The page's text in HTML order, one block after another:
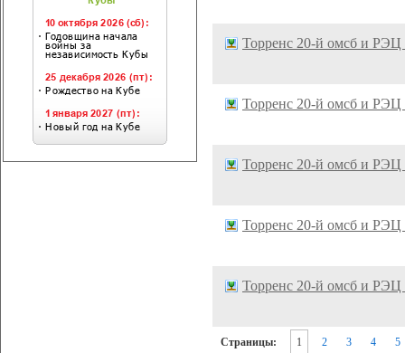
Торренс 20-й омсб и РЭЦ
Торренс 20-й омсб и РЭЦ
Торренс 20-й омсб и РЭЦ
Торренс 20-й омсб и РЭЦ
Торренс 20-й омсб и РЭЦ
Страницы: 1 2 3 4 5